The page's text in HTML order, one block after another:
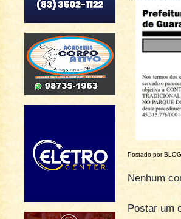
Postado por
Nenhum
Postar um